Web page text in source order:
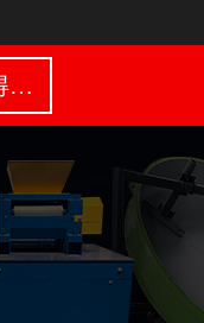
最もよい価格を得なさい